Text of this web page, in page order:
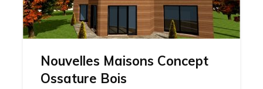
Nouvelles Maisons Concept
Ossature Bois